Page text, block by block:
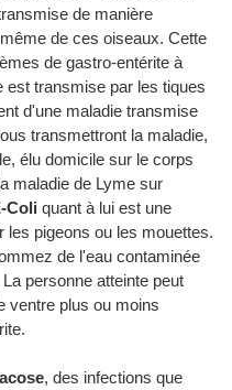
de manière
de ces oiseaux. Cette
de gastro-entérite à
est transmise par les tiques
d'une maladie transmise
transmettront la maladie,
élu domicile sur le corps
maladie de Lyme sur
Coli quant à lui est une
les pigeons ou les mouettes.
de l'eau contaminée
personne atteinte peut
ventre plus ou moins
, des infections que